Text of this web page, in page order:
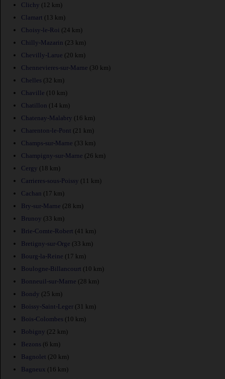
Clichy (12 km)
Clamart (13 km)
Choisy-le-Roi (24 km)
Chilly-Mazarin (23 km)
Chevilly-Larue (20 km)
Chennevieres-sur-Marne (30 km)
Chelles (32 km)
Chaville (10 km)
Chatillon (14 km)
Chatenay-Malabry (16 km)
Charenton-le-Pont (21 km)
Champs-sur-Marne (33 km)
Champigny-sur-Marne (26 km)
Cergy (18 km)
Carrieres-sous-Poissy (11 km)
Cachan (17 km)
Bry-sur-Marne (28 km)
Brunoy (33 km)
Brie-Comte-Robert (41 km)
Bretigny-sur-Orge (33 km)
Bourg-la-Reine (17 km)
Boulogne-Billancourt (10 km)
Bonneuil-sur-Marne (28 km)
Bondy (25 km)
Boissy-Saint-Leger (31 km)
Bois-Colombes (10 km)
Bobigny (22 km)
Bezons (6 km)
Bagnolet (20 km)
Bagneux (16 km)